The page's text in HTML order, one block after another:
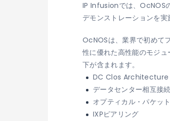
IP Infusionでは、OcNOS
デモンストレーションを実
OcNOSは、業界で初めて
性に優れた高性能のモジ
下が含まれます。
DC Clos Architecture
データセンター相互接続
オプティカル・パケッ
IXPピアリング